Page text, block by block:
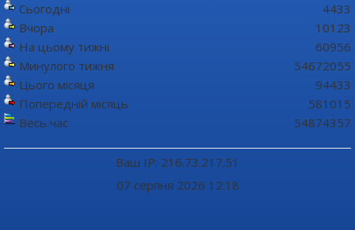
Сьогодні
Вчора
На цьому тижні
Минулого тижня
Цього місяця
Попередній місяць
Весь час
4433
10123
60956
54672055
94433
581015
54874357
Ваш IP: 216.73.217.51
07 серпня 2026 12:18